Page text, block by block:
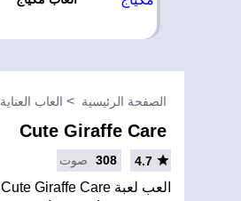
الصفحة الرئيسية العاب العناية
Cute Giraffe Care
4.7
308 صوت